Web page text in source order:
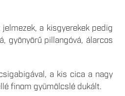
a kisgyerekek pedig
gyönyörű pillangóvá, álarcos
a kis cica a nagy
finom gyümölcslé dukált.